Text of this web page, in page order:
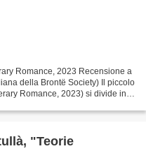
Romance, 2023 Recensione a
della Brontё Society) Il piccolo
Romance, 2023) si divide in
"Teorie